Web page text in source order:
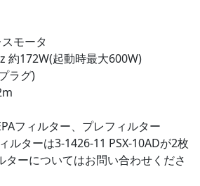
モータ
約172W(起動時最大600W)
ラグ)
フィルター、プレフィルター
ルターは3-1426-11 PSX-10ADが2枚
ターについてはお問い合わせくださ